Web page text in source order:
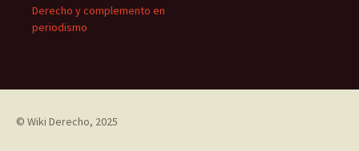
Derecho y complemento en
periodismo
© Wiki Derecho, 2025